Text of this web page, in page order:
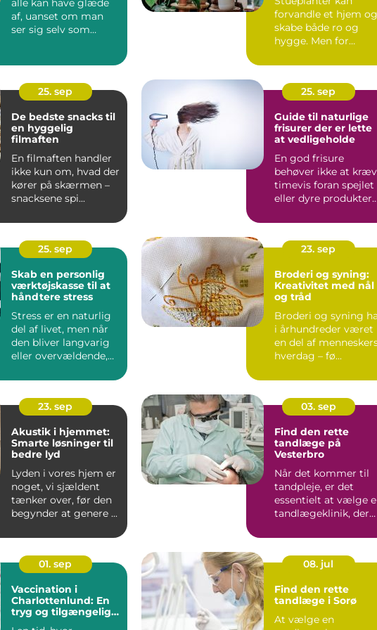
af, uanset om man
ser sig selv som
forvandle et hjem og
skabe både ro og
hygge. Men for
entusiasme...
25. sep
De bedste snacks til
en hyggelig
filmaften
En filmaften handler
ikke kun om, hvad der
kører på skærmen –
snacksene spi...
25. sep
Guide til naturlige
frisurer der er lette
at vedligeholde
En god frisure
behøver ikke at
timevis foran spejlet
eller dyre produkter.
25. sep
Skab en personlig
værktøjskasse til at
håndtere stress
Stress er en naturlig
del af livet, men når
den bliver langvarig
eller overvældende,
23. sep
Broderi og syning:
Kreativitet med nål
og tråd
Broderi og syning
i århundreder været
en del af
hverdag – fø...
23. sep
Akustik i hjemmet:
Smarte løsninger til
bedre lyd
Lyden i vores hjem er
noget, vi sjældent
tænker over, før den
begynder at genere ...
03. sep
Find den rette
tandlæge på
Vesterbro
Når det kommer til
tandpleje, er det
essentielt at vælge
tandlægeklinik, der
01. sep
Vaccination i
Charlottenlund: En
tryg og tilgængelig
08. jul
Find den rette
tandlæge i Sorø
At vælge en